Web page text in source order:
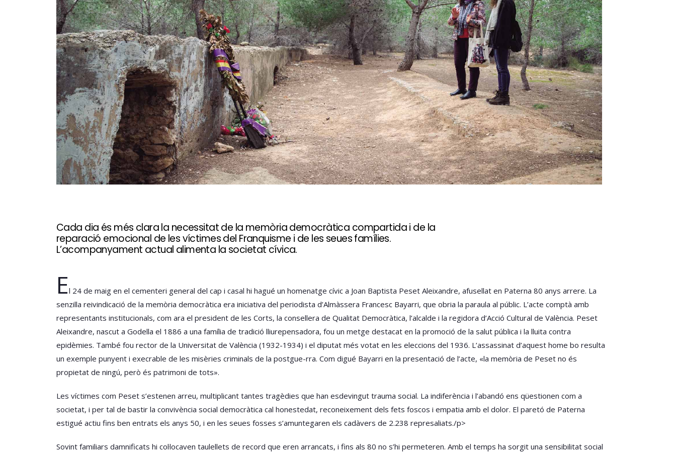
Cada dia és més clara la necessitat de la memòria democràtica compartida i de la
reparació emocional de les víctimes del Franquisme i de les seues famílies.
L’acompanyament actual alimenta la societat cívica.
El 24 de maig en el cementeri general del cap i casal hi hagué un homenatge cívic a Joan Baptista Peset Aleixandre, afusellat en Paterna 80 anys arrere. La
senzilla reivindicació de la memòria democràtica era iniciativa del periodista d’Almàssera Francesc Bayarri, que obria la paraula al públic. L’acte comptà amb
representants institucionals, com ara el president de les Corts, la consellera de Qualitat Democràtica, l’alcalde i la regidora d’Acció Cultural de València. Peset
Aleixandre, nascut a Godella el 1886 a una família de tradició lliurepensadora, fou un metge destacat en la promoció de la salut pública i la lluita contra
epidèmies. També fou rector de la Universitat de València (1932-1934) i el diputat més votat en les eleccions del 1936. L’assassinat d’aquest home bo resulta
un exemple punyent i execrable de les misèries criminals de la postgue-rra. Com digué Bayarri en la presentació de l’acte, «la memòria de Peset no és
propietat de ningú, però és patrimoni de tots».
Les víctimes com Peset s’estenen arreu, multiplicant tantes tragèdies que han esdevingut trauma social. La indiferència i l’abandó ens qüestionen com a
societat, i per tal de bastir la convivència social democràtica cal honestedat, reconeixement dels fets foscos i empatia amb el dolor. El paretó de Paterna
estigué actiu fins ben entrats els anys 50, i en les seues fosses s’amuntegaren els cadàvers de 2.238 represaliats./p>
Sovint familiars damnificats hi col·locaven taulellets de record que eren arrancats, i fins als 80 no s’hi permeteren. Amb el temps ha sorgit una sensibilitat social